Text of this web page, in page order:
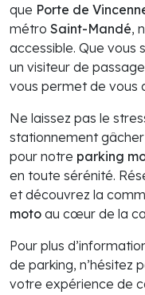
que Porte de
métro Saint-Mandé,
accessible. Que vous
un visiteur de
vous permet de vous
Ne laissez pas le
stationnement
pour notre parking
en toute sérénité.
et découvrez la
moto au cœur de la
Pour plus
de parking, n’hésitez
votre expérience de